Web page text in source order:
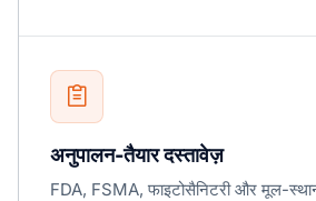
अनुपालन-तैयार दस्तावेज़
FDA, FSMA, फाइटोसैनिटरी और मूल-स्थान